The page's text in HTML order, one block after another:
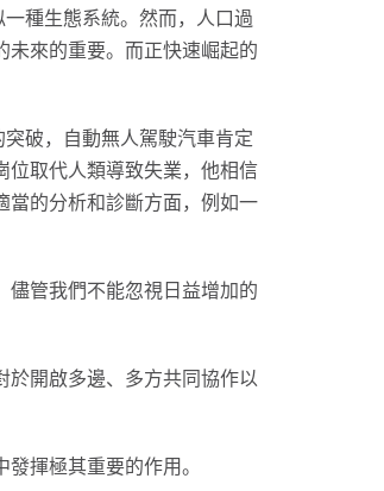
種生態系統。然而，人口過
未來的重要。而正快速崛起的
破，自動無人駕駛汽車肯定
位取代人類導致失業，他相信
當的分析和診斷方面，例如一
儘管我們不能忽視日益增加的
於開啟多邊、多方共同協作以
揮極其重要的作用。